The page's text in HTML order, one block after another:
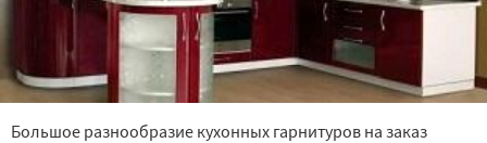
Большое разнообразие кухонных гарнитуров на заказ